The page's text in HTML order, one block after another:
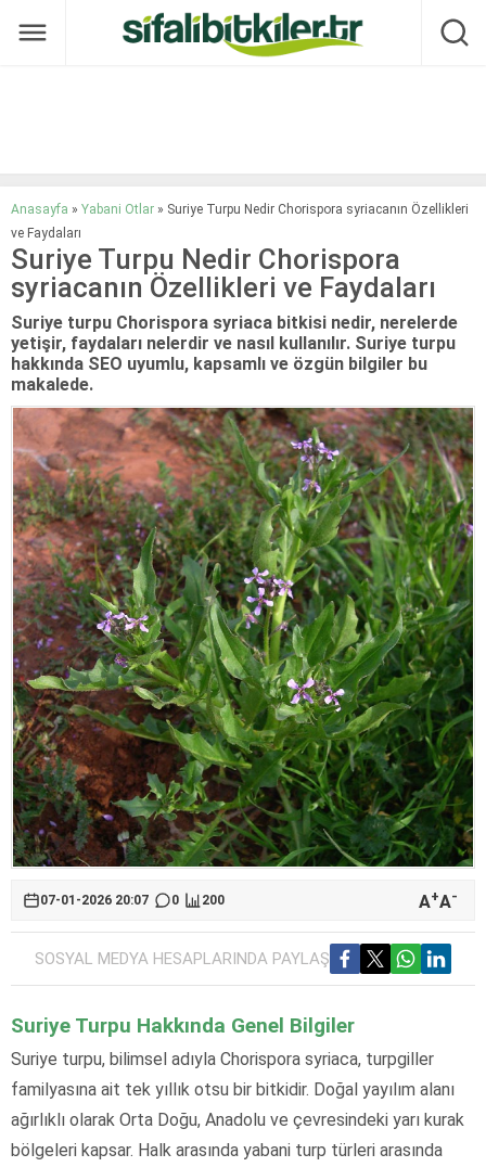
Anasayfa » Yabani Otlar » Suriye Turpu Nedir Chorispora syriacanın Özellikleri
ve Faydaları
Suriye Turpu Nedir Chorispora
syriacanın Özellikleri ve Faydaları
Suriye turpu Chorispora syriaca bitkisi nedir, nerelerde
yetişir, faydaları nelerdir ve nasıl kullanılır. Suriye turpu
hakkında SEO uyumlu, kapsamlı ve özgün bilgiler bu
makalede.
07-01-2026 20:07 0 200 A+A-
SOSYAL MEDYA HESAPLARINDA PAYLAŞ
Suriye Turpu Hakkında Genel Bilgiler
Suriye turpu, bilimsel adıyla Chorispora syriaca, turpgiller
familyasına ait tek yıllık otsu bir bitkidir. Doğal yayılım alanı
ağırlıklı olarak Orta Doğu, Anadolu ve çevresindeki yarı kurak
bölgeleri kapsar. Halk arasında yabani turp türleri arasında